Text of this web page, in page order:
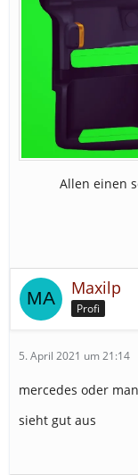
Allen einen
Maxilp
Profi
5. April 2021 um 21:14
mercedes oder
sieht gut aus